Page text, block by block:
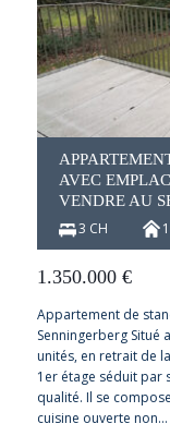
AVEC
VENDRE AU
3 CH
1.350.000€
Appartement de
Senningerberg Situé
unités, en retrait de
1er étage séduit par
qualité. Il se
cuisine ouverte non…